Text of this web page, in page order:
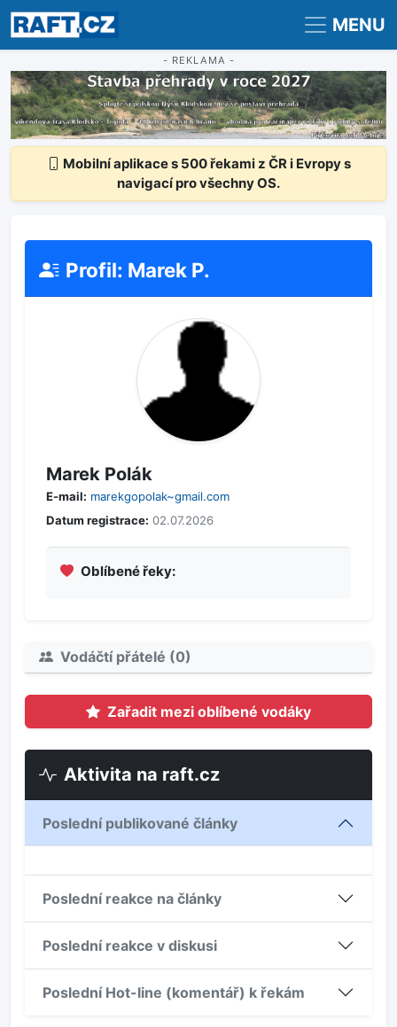
Registrace Přihlášení MENU
- REKLAMA -
Mobilní aplikace s 500 řekami z ČR i Evropy s
navigací pro všechny OS.
Profil: Marek P.
Marek Polák
E-mail: marekgopolak~gmail.com
Datum registrace: 02.07.2026
Oblíbené řeky:
Vodáčtí přátelé (0)
Zařadit mezi oblíbené vodáky
Aktivita na raft.cz
Poslední publikované články
Poslední reakce na články
Poslední reakce v diskusi
Poslední Hot-line (komentář) k řekám